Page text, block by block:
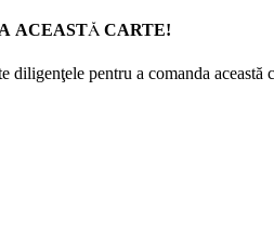
ACEASTĂ CARTE!
pentru a comanda